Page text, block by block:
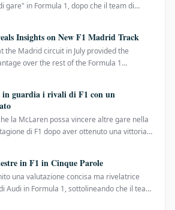
gare" in Formula 1, dopo che il team di
una prima metà di stagione senza
senzaInsights on New F1 Madrid Track
the Madrid circuit in July provided the
over the rest of the Formula 1
a nine-time Grand Prix winner, has now
Alongside Lew
in guardia i rivali di F1 con un
la McLaren possa vincere altre gare nella
di F1 dopo aver ottenuto una vittoria
d'Ungheria, il suo primo trionfo della
finorain F1 in Cinque Parole
una valutazione concisa ma rivelatrice
Audi in Formula 1, sottolineando che il team
nonostante un inizio di